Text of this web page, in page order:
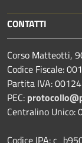
CONTATTI
Corso Matteotti,
Codice Fiscale:
Partita IVA:
PEC:
Centralino Unico: